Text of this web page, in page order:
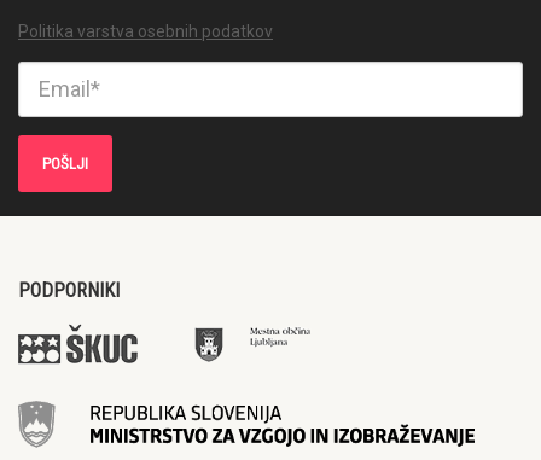
Politika varstva osebnih podatkov
PODPORNIKI